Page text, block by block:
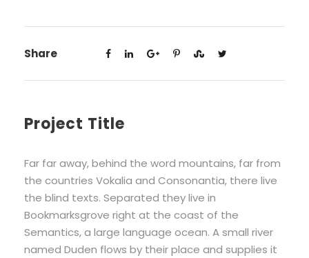
Share
Project Title
Far far away, behind the word mountains, far from
the countries Vokalia and Consonantia, there live
the blind texts. Separated they live in
Bookmarksgrove right at the coast of the
Semantics, a large language ocean. A small river
named Duden flows by their place and supplies it